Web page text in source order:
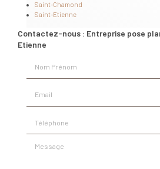
Saint-Chamond
Saint-Etienne
Contactez-nous : Entreprise pose
Etienne
Message